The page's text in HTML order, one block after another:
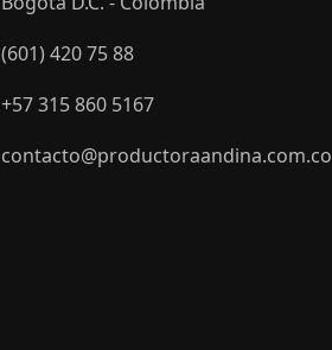
(601) 420 75 88
+57 315 860 5167
contacto@productoraandina.com.co